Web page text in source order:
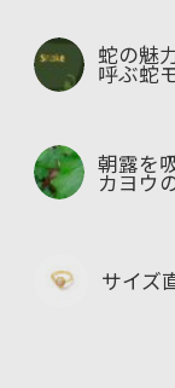
蛇の魅
呼ぶ蛇
朝露を
カヨウ
サイズ